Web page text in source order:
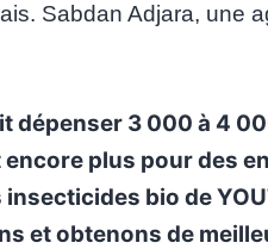
Sabdan Adjara, une
dépenser 3 000 à 4
plus pour des
bio de
et obtenons de